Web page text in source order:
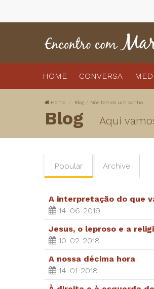
HOME CONVERSA
Home Blog Nós temos um sonho
Blog Aqui
Popular Archive
A interpretação do que
14-06-2019
Jesus, o leproso e a
10-02-2018
A nossa décima hora
14-01-2018